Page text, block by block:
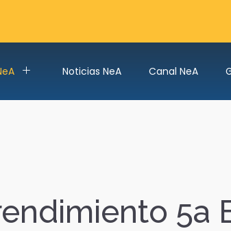
Noticias NeA Canal NeA
5a